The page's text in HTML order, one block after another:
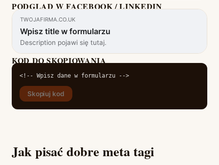
PODGLĄD W FACEBOOK / LINKEDIN
TWOJAFIRMA.CO.UK
Wpisz title w formularzu
Description pojawi się tutaj.
KOD DO SKOPIOWANIA
<!-- Wpisz dane w formularzu -->
Skopiuj kod
Jak pisać dobre meta tagi